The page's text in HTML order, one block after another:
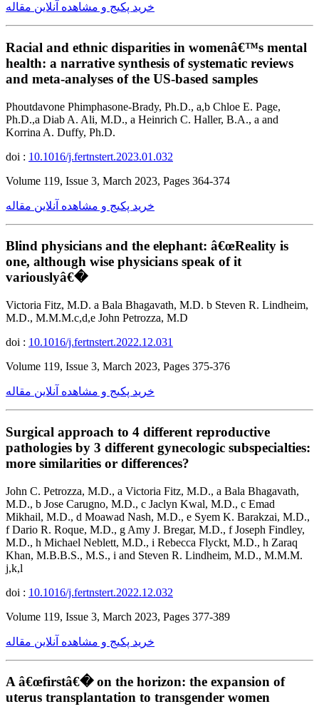
خرید پکیج و مشاهده آنلاین مقاله
Racial and ethnic disparities in womenâ€™s mental
health: a narrative synthesis of systematic reviews
and meta-analyses of the US-based samples
Phoutdavone Phimphasone-Brady, Ph.D., a,b Chloe E. Page,
Ph.D.,a Diab A. Ali, M.D., a Heinrich C. Haller, B.A., a and
Korrina A. Duffy, Ph.D.
doi : 10.1016/j.fertnstert.2023.01.032
Volume 119, Issue 3, March 2023, Pages 364-374
خرید پکیج و مشاهده آنلاین مقاله
Blind physicians and the elephant: â€œReality is
one, although wise physicians speak of it
variouslyâ€�
Victoria Fitz, M.D. a Bala Bhagavath, M.D. b Steven R. Lindheim,
M.D., M.M.M.c,d,e John Petrozza, M.D
doi : 10.1016/j.fertnstert.2022.12.031
Volume 119, Issue 3, March 2023, Pages 375-376
خرید پکیج و مشاهده آنلاین مقاله
Surgical approach to 4 different reproductive
pathologies by 3 different gynecologic subspecialties:
more similarities or differences?
John C. Petrozza, M.D., a Victoria Fitz, M.D., a Bala Bhagavath,
M.D., b Jose Carugno, M.D., c Jaclyn Kwal, M.D., c Emad
Mikhail, M.D., d Moawad Nash, M.D., e Syem K. Barakzai, M.D.,
f Dario R. Roque, M.D., g Amy J. Bregar, M.D., f Joseph Findley,
M.D., h Michael Neblett, M.D., i Rebecca Flyckt, M.D., h Zaraq
Khan, M.B.B.S., M.S., i and Steven R. Lindheim, M.D., M.M.M.
j,k,l
doi : 10.1016/j.fertnstert.2022.12.032
Volume 119, Issue 3, March 2023, Pages 377-389
خرید پکیج و مشاهده آنلاین مقاله
A â€œfirstâ€� on the horizon: the expansion of
uterus transplantation to transgender women